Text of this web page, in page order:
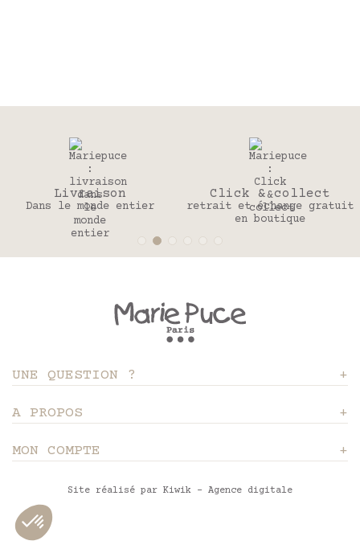
Livraison
Dans le monde entier
Click & collect
retrait et échange gratuit
en boutique
UNE QUESTION ?
A PROPOS
MON COMPTE
Site réalisé par Kiwik - Agence digitale